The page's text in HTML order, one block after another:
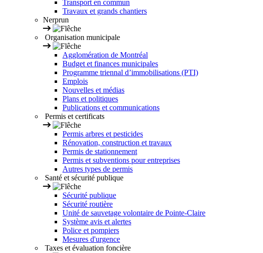
Transport en commun
Travaux et grands chantiers
Nerprun
Organisation municipale
Agglomération de Montréal
Budget et finances municipales
Programme triennal d’immobilisations (PTI)
Emplois
Nouvelles et médias
Plans et politiques
Publications et communications
Permis et certificats
Permis arbres et pesticides
Rénovation, construction et travaux
Permis de stationnement
Permis et subventions pour entreprises
Autres types de permis
Santé et sécurité publique
Sécurité publique
Sécurité routière
Unité de sauvetage volontaire de Pointe-Claire
Système avis et alertes
Police et pompiers
Mesures d'urgence
Taxes et évaluation foncière